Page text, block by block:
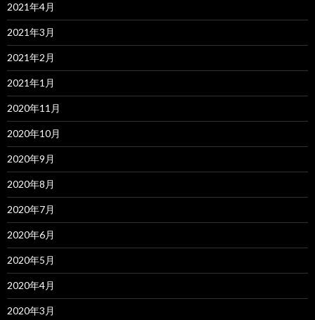
2021年4月
2021年3月
2021年2月
2021年1月
2020年11月
2020年10月
2020年9月
2020年8月
2020年7月
2020年6月
2020年5月
2020年4月
2020年3月